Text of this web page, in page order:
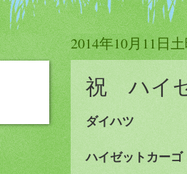
2014年10月11日
祝 ハイ
ダイハツ
ハイゼットカーゴ